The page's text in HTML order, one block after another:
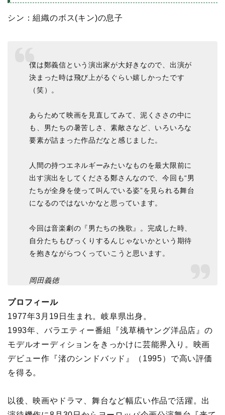
シン：組織のボス(キン)の息子
僕は鄭義信という演出家が大好きなので、出演が
決まった時は飛び上がるぐらい嬉しかったです
（笑）。
あらためて映画を見直してみて、泥くささの中に
も、男たちの暑苦しさ、素敵さなど、いろいろな
要素が詰まった作品だなと感じました。
人間の持つエネルギーみたいなものを最大限前に
出す演出をしてくださる鄭さんなので、今回も“男
たちが全身を使って叫んでいる姿”を見られる舞台
になるのではないかなと思っています。
今回は音楽劇の『男たちの挽歌』。完成した時、
自分たちもびっくりするんじゃないかという期待
を抱きながらつくっていこうと思います。
岡田義徳
プロフィール
1977年3月19日生まれ。岐阜県出身。
1993年、バラエティー番組『浅草橋ヤング洋品店』の
モデルオーディションをきっかけに芸能界入り。映画
デビュー作『渚のシンドバッド』（1995）で高い評価
を得る。
以後、映画やドラマ、舞台など幅広い作品で活躍。出